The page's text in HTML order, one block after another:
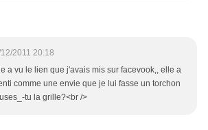
2011 20:18
a vu le lien que j'avais mis sur facevook,, elle a
comme une envie que je lui fasse un torchon
tu la grille?<br />